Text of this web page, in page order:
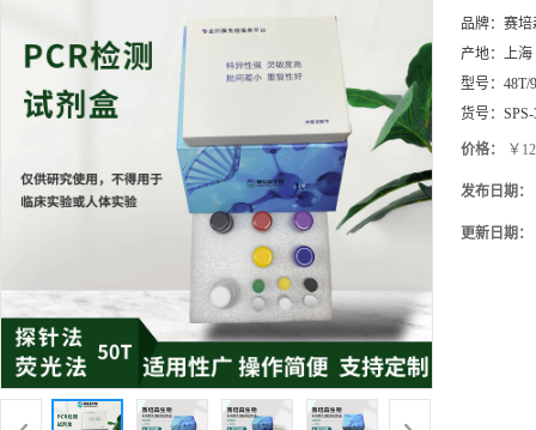
品牌： 赛培
产地： 上海
型号： 48T/
货号：
价格： ￥
发布日期：
更新日期：